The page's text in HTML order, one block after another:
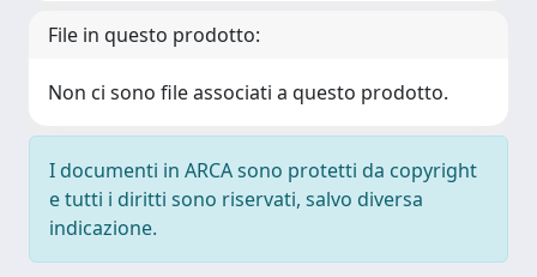
File in questo prodotto:
Non ci sono file associati a questo prodotto.
I documenti in ARCA sono protetti da copyright
e tutti i diritti sono riservati, salvo diversa
indicazione.